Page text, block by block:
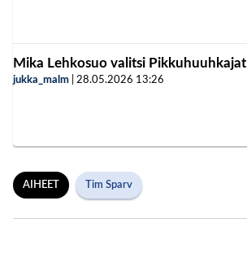
Mika Lehkosuo valitsi Pikkuhuuhkajat
jukka_malm 28.05.2026 13:26
AIHEET Tim Sparv